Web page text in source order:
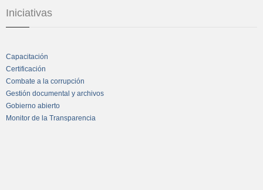
Iniciativas
Capacitación
Certificación
Combate a la corrupción
Gestión documental y archivos
Gobierno abierto
Monitor de la Transparencia